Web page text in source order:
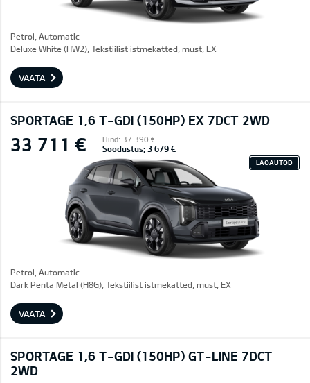
Petrol, Automatic
Deluxe White (HW2), Tekstiilist istmekatted, must, EX
VAATA
SPORTAGE 1,6 T-GDI (150HP) EX 7DCT 2WD
33 711 € Hind: 37 390 €
Soodustus: 3 679 €
LAOAUTOD
Petrol, Automatic
Dark Penta Metal (H8G), Tekstiilist istmekatted, must, EX
VAATA
SPORTAGE 1,6 T-GDI (150HP) GT-LINE 7DCT
2WD